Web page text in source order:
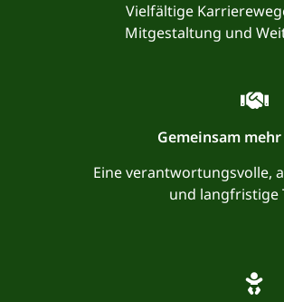
Vielfältige
Mitgestaltung und
Gemeinsam
Eine verantwortungsvolle,
und langfristige